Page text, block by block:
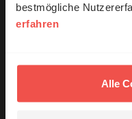
bestmögliche
erfahren
Alle
Kommentar:
Meinen